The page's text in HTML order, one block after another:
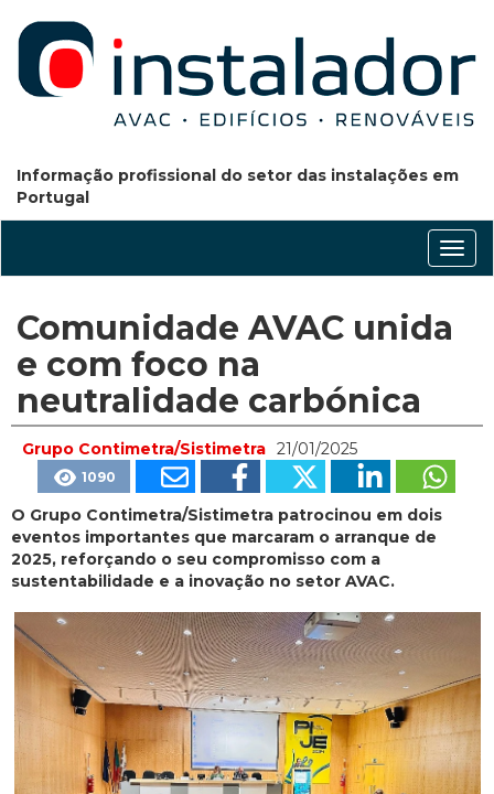
Informação profissional do setor das instalações em
Portugal
Comunidade AVAC unida
e com foco na
neutralidade carbónica
Grupo Contimetra/Sistimetra 21/01/2025
1090
O Grupo Contimetra/Sistimetra patrocinou em dois
eventos importantes que marcaram o arranque de
2025, reforçando o seu compromisso com a
sustentabilidade e a inovação no setor AVAC.